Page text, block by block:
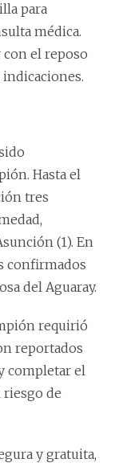
para
médica.
el reposo
Hasta el
tres
(1). En
confirmados
del Aguaray.
requirió
reportados
completar el
riesgo de
y gratuita,